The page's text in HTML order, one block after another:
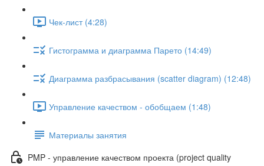
Чек-лист (4:28)
Гистограмма и диаграмма Парето (14:49)
Диаграмма разбрасывания (scatter diagram) (12:48)
Управление качеством - обобщаем (1:48)
Материалы занятия
PMP - управление качеством проекта (project quality